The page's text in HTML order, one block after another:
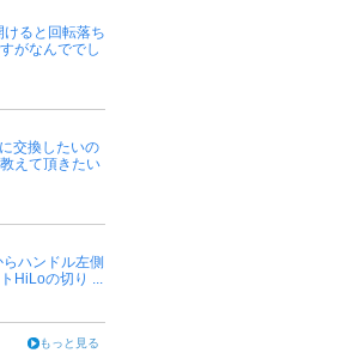
ると回転落ち
がなんででし
交換したいの
えて頂きたい
ハンドル左側
HiLoの切り ...
もっと見る